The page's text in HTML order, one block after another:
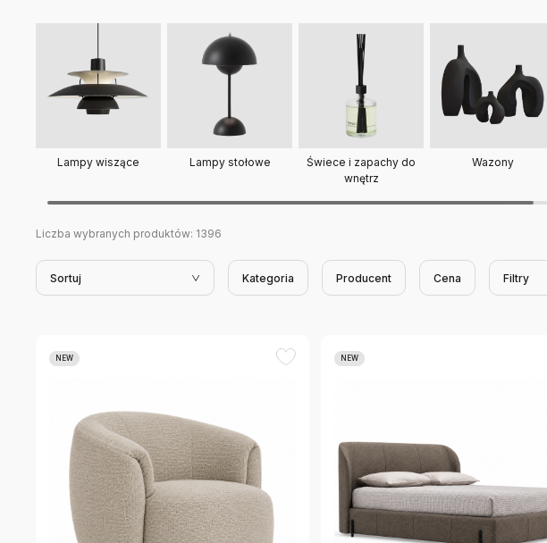
Lampy wiszące Lampy stołowe
Świece i zapachy do
wnętrz
Wazony
Liczba wybranych produktów: 1396
Sortuj Kategoria Producent Cena Filtry
NEW NEW